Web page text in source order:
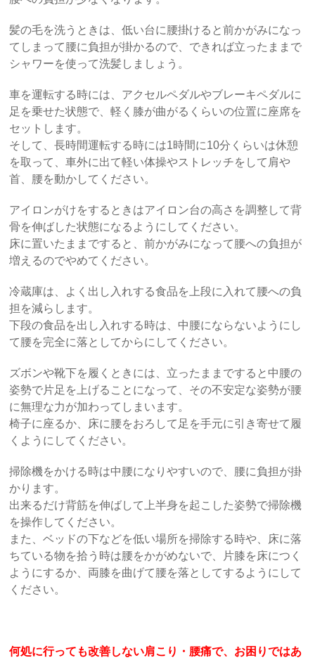
髪の毛を洗うときは、低い台に腰掛けると前かがみになっ
てしまって腰に負担が掛かるので、できれば立ったままで
シャワーを使って洗髪しましょう。
車を運転する時には、アクセルペダルやブレーキペダルに
足を乗せた状態で、軽く膝が曲がるくらいの位置に座席を
セットします。
そして、長時間運転する時には1時間に10分くらいは休憩
を取って、車外に出て軽い体操やストレッチをして肩や
首、腰を動かしてください。
アイロンがけをするときはアイロン台の高さを調整して背
骨を伸ばした状態になるようにしてください。
床に置いたままですると、前かがみになって腰への負担が
増えるのでやめてください。
冷蔵庫は、よく出し入れする食品を上段に入れて腰への負
担を減らします。
下段の食品を出し入れする時は、中腰にならないようにし
て腰を完全に落としてからにしてください。
ズボンや靴下を履くときには、立ったままですると中腰の
姿勢で片足を上げることになって、その不安定な姿勢が腰
に無理な力が加わってしまいます。
椅子に座るか、床に腰をおろして足を手元に引き寄せて履
くようにしてください。
掃除機をかける時は中腰になりやすいので、腰に負担が掛
かります。
出来るだけ背筋を伸ばして上半身を起こした姿勢で掃除機
を操作してください。
また、ベッドの下などを低い場所を掃除する時や、床に落
ちている物を拾う時は腰をかがめないで、片膝を床につく
ようにするか、両膝を曲げて腰を落としてするようにして
ください。
何処に行っても改善しない肩こり・腰痛で、お困りではあ